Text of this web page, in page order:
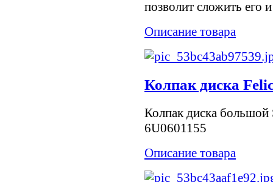
позволит сложить его
Описание товара
Колпак диска
Колпак диска
6U0601155
Описание товара